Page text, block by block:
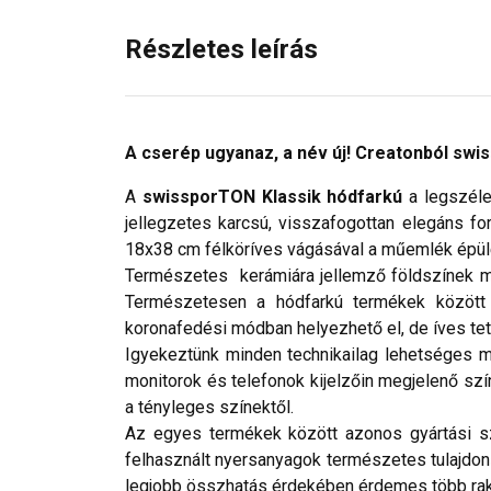
Részletes leírás
A cserép ugyanaz, a név új! Creatonból
A swissporTON Klassik hódfarkú a
jellegzetes karcsú, visszafogottan elegáns
18x38 cm félköríves vágásával a műemlék
Természetes kerámiára jellemző földszínek
Természetesen a hódfarkú termékek
koronafedési módban helyezhető el, de íves
Igyekeztünk minden technikailag lehetséges
monitorok és telefonok kijelzőin megjelenő
a tényleges színektől.
Az egyes termékek között azonos gyártási
felhasznált nyersanyagok természetes
legjobb összhatás érdekében érdemes több